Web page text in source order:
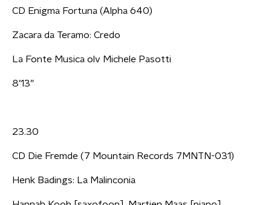
CD Enigma Fortuna (Alpha 640)
Zacara da Teramo: Credo
La Fonte Musica olv Michele Pasotti
8’13”
23.30
CD Die Fremde (7 Mountain Records 7MNTN-031)
Henk Badings: La Malinconia